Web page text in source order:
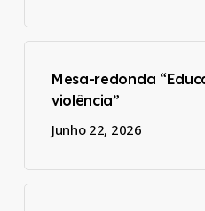
Mesa-redonda
violência”
Junho 22, 2026